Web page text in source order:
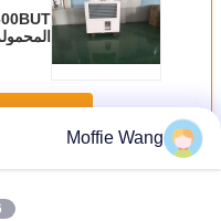
أكثرمبردات بقعة الصناعية
Moffie Wang